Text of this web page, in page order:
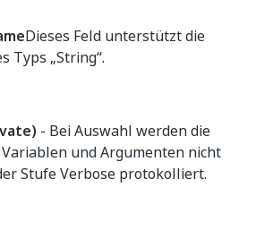
Dieses Feld unterstützt die
Typs „String“.
- Bei Auswahl werden die
und Argumenten nicht
Stufe Verbose protokolliert.